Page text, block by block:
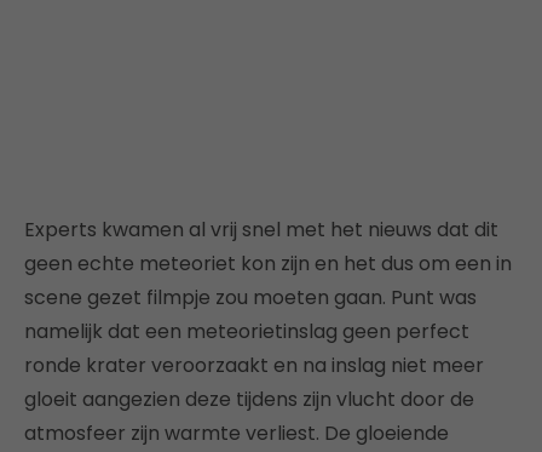
Experts kwamen al vrij snel met het nieuws dat dit
geen echte meteoriet kon zijn en het dus om een in
scene gezet filmpje zou moeten gaan. Punt was
namelijk dat een meteorietinslag geen perfect
ronde krater veroorzaakt en na inslag niet meer
gloeit aangezien deze tijdens zijn vlucht door de
atmosfeer zijn warmte verliest. De gloeiende